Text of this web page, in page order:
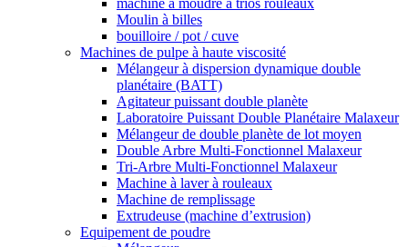
machine à moudre à trios rouleaux
Moulin à billes
bouilloire / pot / cuve
Machines de pulpe à haute viscosité
Mélangeur à dispersion dynamique double
planétaire (BATT)
Agitateur puissant double planète
Laboratoire Puissant Double Planétaire Malaxeur
Mélangeur de double planète de lot moyen
Double Arbre Multi-Fonctionnel Malaxeur
Tri-Arbre Multi-Fonctionnel Malaxeur
Machine à laver à rouleaux
Machine de remplissage
Extrudeuse (machine d’extrusion)
Equipement de poudre